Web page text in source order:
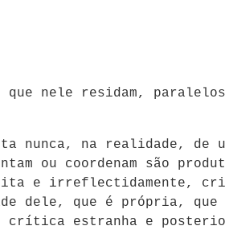
nele residam,
nunca, na realidade, de
ou coordenam são
e irreflectidamente,
dele, que é própria,
estranha e